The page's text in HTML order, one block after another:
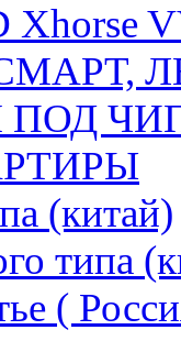
Xhorse
(китай)
типа
(